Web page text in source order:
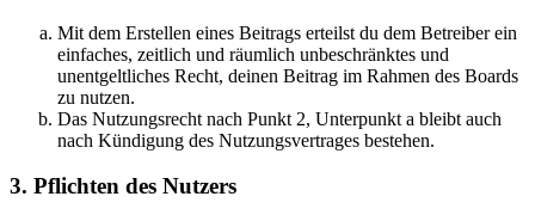
Mit dem Erstellen eines Beitrags erteilst du dem Betreiber ein
einfaches, zeitlich und räumlich unbeschränktes und
unentgeltliches Recht, deinen Beitrag im Rahmen des Boards
zu nutzen.
Das Nutzungsrecht nach Punkt 2, Unterpunkt a bleibt auch
nach Kündigung des Nutzungsvertrages bestehen.
3. Pflichten des Nutzers